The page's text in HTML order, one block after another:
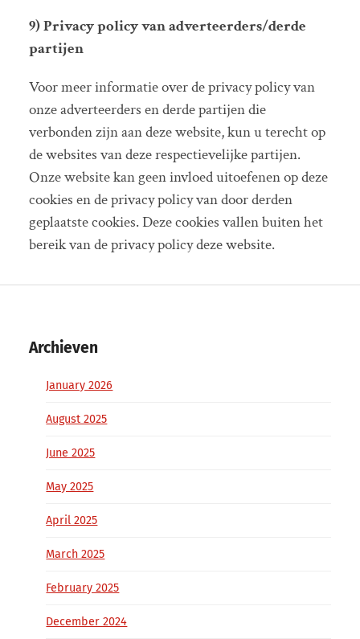
9) Privacy policy van adverteerders/derde
partijen
Voor meer informatie over de privacy policy van
onze adverteerders en derde partijen die
verbonden zijn aan deze website, kun u terecht op
de websites van deze respectievelijke partijen.
Onze website kan geen invloed uitoefenen op deze
cookies en de privacy policy van door derden
geplaatste cookies. Deze cookies vallen buiten het
bereik van de privacy policy deze website.
Archieven
January 2026
August 2025
June 2025
May 2025
April 2025
March 2025
February 2025
December 2024